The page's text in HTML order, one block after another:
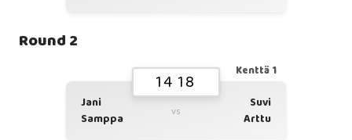
Round 2
Kenttä 1
14 18
Jani
Samppa
vs
Suvi
Arttu